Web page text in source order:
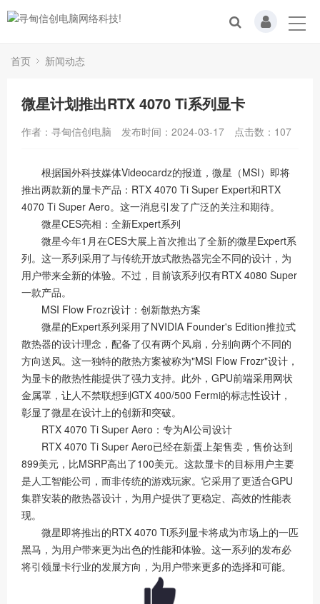
首页 新闻动态
微星计划推出RTX 4070 Ti系列显卡
作者：寻甸信创电脑 发布时间：2024-03-17 点击数： 107
根据国外科技媒体Videocardz的报道，微星（MSI）即将
推出两款新的显卡产品：RTX 4070 Ti Super Expert和RTX
4070 Ti Super Aero。这一消息引发了广泛的关注和期待。
微星CES亮相：全新Expert系列
微星今年1月在CES大展上首次推出了全新的微星Expert系
列。这一系列采用了与传统开放式散热器完全不同的设计，为
用户带来全新的体验。不过，目前该系列仅有RTX 4080 Super
一款产品。
MSI Flow Frozr设计：创新散热方案
微星的Expert系列采用了NVIDIA Founder's Edition推拉式
散热器的设计理念，配备了仅有两个风扇，分别向两个不同的
方向送风。这一独特的散热方案被称为"MSI Flow Frozr"设计，
为显卡的散热性能提供了强力支持。此外，GPU前端采用网状
金属罩，让人不禁联想到GTX 400/500 Fermi的标志性设计，
彰显了微星在设计上的创新和突破。
RTX 4070 Ti Super Aero：专为AI公司设计
RTX 4070 Ti Super Aero已经在新蛋上架售卖，售价达到
899美元，比MSRP高出了100美元。这款显卡的目标用户主要
是人工智能公司，而非传统的游戏玩家。它采用了更适合GPU
集群安装的散热器设计，为用户提供了更稳定、高效的性能表
现。
微星即将推出的RTX 4070 Ti系列显卡将成为市场上的一匹
黑马，为用户带来更为出色的性能和体验。这一系列的发布必
将引领显卡行业的发展方向，为用户带来更多的选择和可能。